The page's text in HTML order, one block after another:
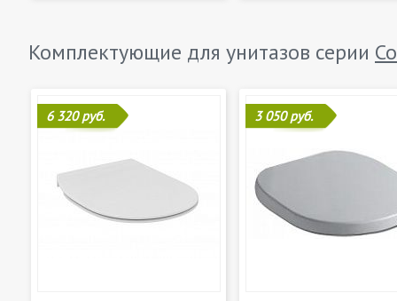
Комплектующие для унитазов серии
6 320 руб. 3 050 руб.